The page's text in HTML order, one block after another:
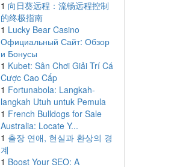
1 向日葵远程：流畅远程控制
的终极指南
1 Lucky Bear Casino
Официальный Сайт: Обзор
и Бонусы
1 Kubet: Sân Chơi Giải Trí Cá
Cược Cao Cấp
1 Fortunabola: Langkah-
langkah Utuh untuk Pemula
1 French Bulldogs for Sale
Australia: Locate Y...
1 출장 연애, 현실과 환상의 경
계
1 Boost Your SEO: A